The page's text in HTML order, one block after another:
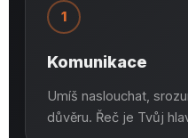
1
Komunikace
Umíš naslouchat,
důvěru. Řeč je Tvůj